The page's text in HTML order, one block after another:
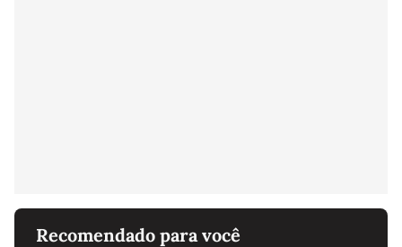
Recomendado para você